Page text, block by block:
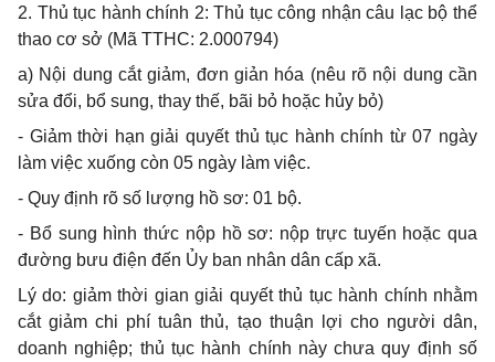
2. Thủ tục hành chính 2: Thủ tục công nhận câu lạc bộ thể
thao cơ sở (Mã TTHC: 2.000794)
a) Nội dung cắt giảm, đơn giản hóa (nêu rõ nội dung cần
sửa đổi, bổ sung, thay thế, bãi bỏ hoặc hủy bỏ)
- Giảm thời hạn giải quyết thủ tục hành chính từ 07 ngày
làm việc xuống còn 05 ngày làm việc.
- Quy định rõ số lượng hồ sơ: 01 bộ.
- Bổ sung hình thức nộp hồ sơ: nộp trực tuyến hoặc qua
đường bưu điện đến Ủy ban nhân dân cấp xã.
Lý do: giảm thời gian giải quyết thủ tục hành chính nhằm
cắt giảm chi phí tuân thủ, tạo thuận lợi cho người dân,
doanh nghiệp; thủ tục hành chính này chưa quy định số